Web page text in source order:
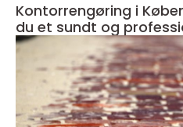
Kontorrengøring i
du et sundt og